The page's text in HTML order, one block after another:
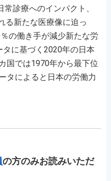
常診療へのインパクト、
る新たな医療像に迫っ
の働き手が減少新たな労
タに基づく2020年の日本
国では1970年から最下位
タによると日本の労働力
の方のみお読みいただ